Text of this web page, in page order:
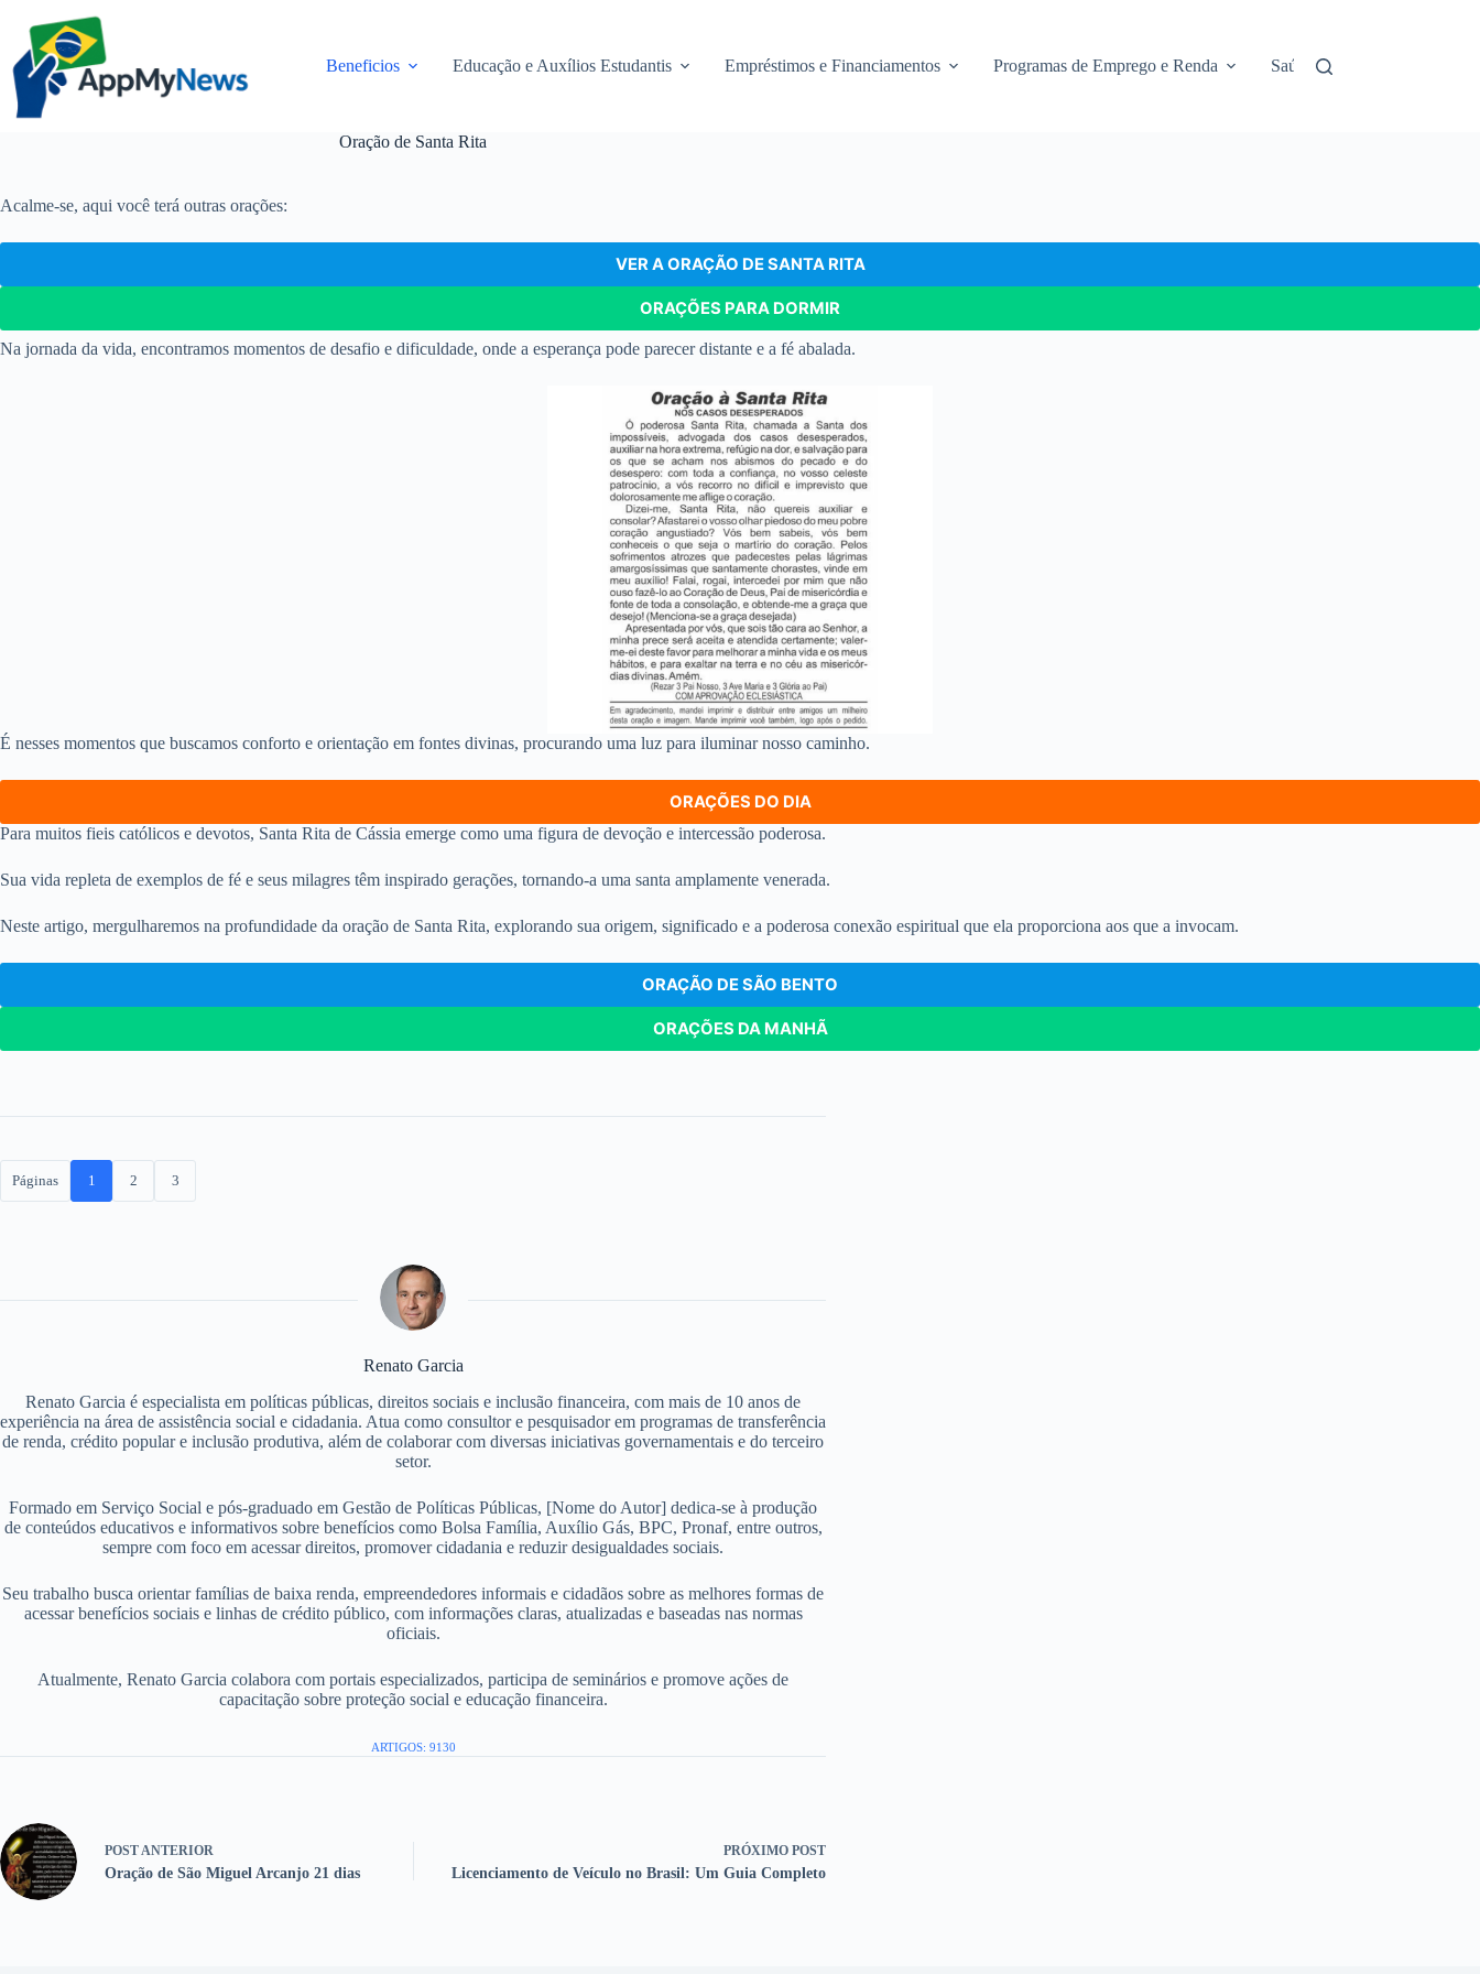
conteúdo
Beneficios Educação e Auxílios Estudantis Empréstimos e Financiamentos Programas de Emprego e Renda Saúde e Assistência
Oração de Santa Rita
Acalme-se, aqui você terá outras orações:
VER A ORAÇÃO DE SANTA RITA
ORAÇÕES PARA DORMIR
Na jornada da vida, encontramos momentos de desafio e dificuldade, onde a esperança pode parecer distante e a fé abalada.
É nesses momentos que buscamos conforto e orientação em fontes divinas, procurando uma luz para iluminar nosso caminho.
ORAÇÕES DO DIA
Para muitos fieis católicos e devotos, Santa Rita de Cássia emerge como uma figura de devoção e intercessão poderosa.
Sua vida repleta de exemplos de fé e seus milagres têm inspirado gerações, tornando-a uma santa amplamente venerada.
Neste artigo, mergulharemos na profundidade da oração de Santa Rita, explorando sua origem, significado e a poderosa conexão espiritual que ela proporciona aos que a invocam.
ORAÇÃO DE SÃO BENTO
ORAÇÕES DA MANHÃ
Páginas 1 2 3
Renato Garcia
Renato Garcia é especialista em políticas públicas, direitos sociais e inclusão financeira, com mais de 10 anos de
experiência na área de assistência social e cidadania. Atua como consultor e pesquisador em programas de transferência
de renda, crédito popular e inclusão produtiva, além de colaborar com diversas iniciativas governamentais e do terceiro
setor.
Formado em Serviço Social e pós-graduado em Gestão de Políticas Públicas, [Nome do Autor] dedica-se à produção
de conteúdos educativos e informativos sobre benefícios como Bolsa Família, Auxílio Gás, BPC, Pronaf, entre outros,
sempre com foco em acessar direitos, promover cidadania e reduzir desigualdades sociais.
Seu trabalho busca orientar famílias de baixa renda, empreendedores informais e cidadãos sobre as melhores formas de
acessar benefícios sociais e linhas de crédito público, com informações claras, atualizadas e baseadas nas normas
oficiais.
Atualmente, Renato Garcia colabora com portais especializados, participa de seminários e promove ações de
capacitação sobre proteção social e educação financeira.
ARTIGOS: 9130
POSTANTERIOR
Oração de São Miguel Arcanjo 21 dias
PRÓXIMO POST
Licenciamento de Veículo no Brasil: Um Guia Completo